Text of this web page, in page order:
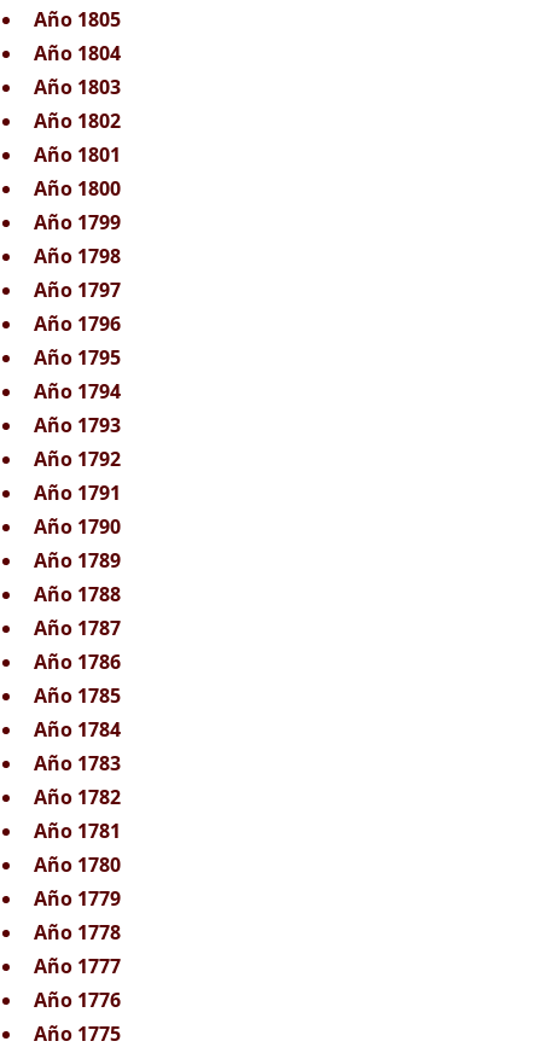
Año 1805
Año 1804
Año 1803
Año 1802
Año 1801
Año 1800
Año 1799
Año 1798
Año 1797
Año 1796
Año 1795
Año 1794
Año 1793
Año 1792
Año 1791
Año 1790
Año 1789
Año 1788
Año 1787
Año 1786
Año 1785
Año 1784
Año 1783
Año 1782
Año 1781
Año 1780
Año 1779
Año 1778
Año 1777
Año 1776
Año 1775